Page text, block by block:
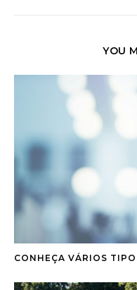
YOU
CONHEÇA VÁRIOS